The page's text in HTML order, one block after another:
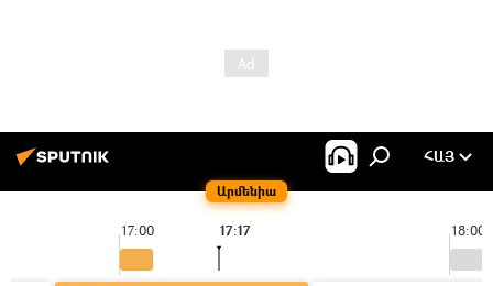
Արմենիա
ՀԱՅ
17:00 18:00
17:17